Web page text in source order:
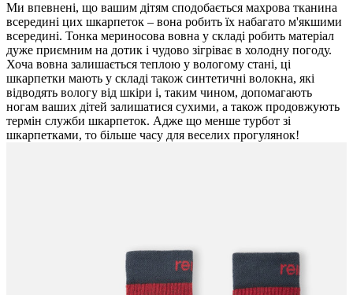
Ми впевнені, що вашим дітям сподобається махрова тканина
всередині цих шкарпеток – вона робить їх набагато м'якшими
всередині. Тонка мериносова вовна у складі робить матеріал
дуже приємним на дотик і чудово зігріває в холодну погоду.
Хоча вовна залишається теплою у вологому стані, ці
шкарпетки мають у складі також синтетичні волокна, які
відводять вологу від шкіри і, таким чином, допомагають
ногам ваших дітей залишатися сухими, а також продовжують
термін служби шкарпеток. Адже що менше турбот зі
шкарпетками, то більше часу для веселих прогулянок!